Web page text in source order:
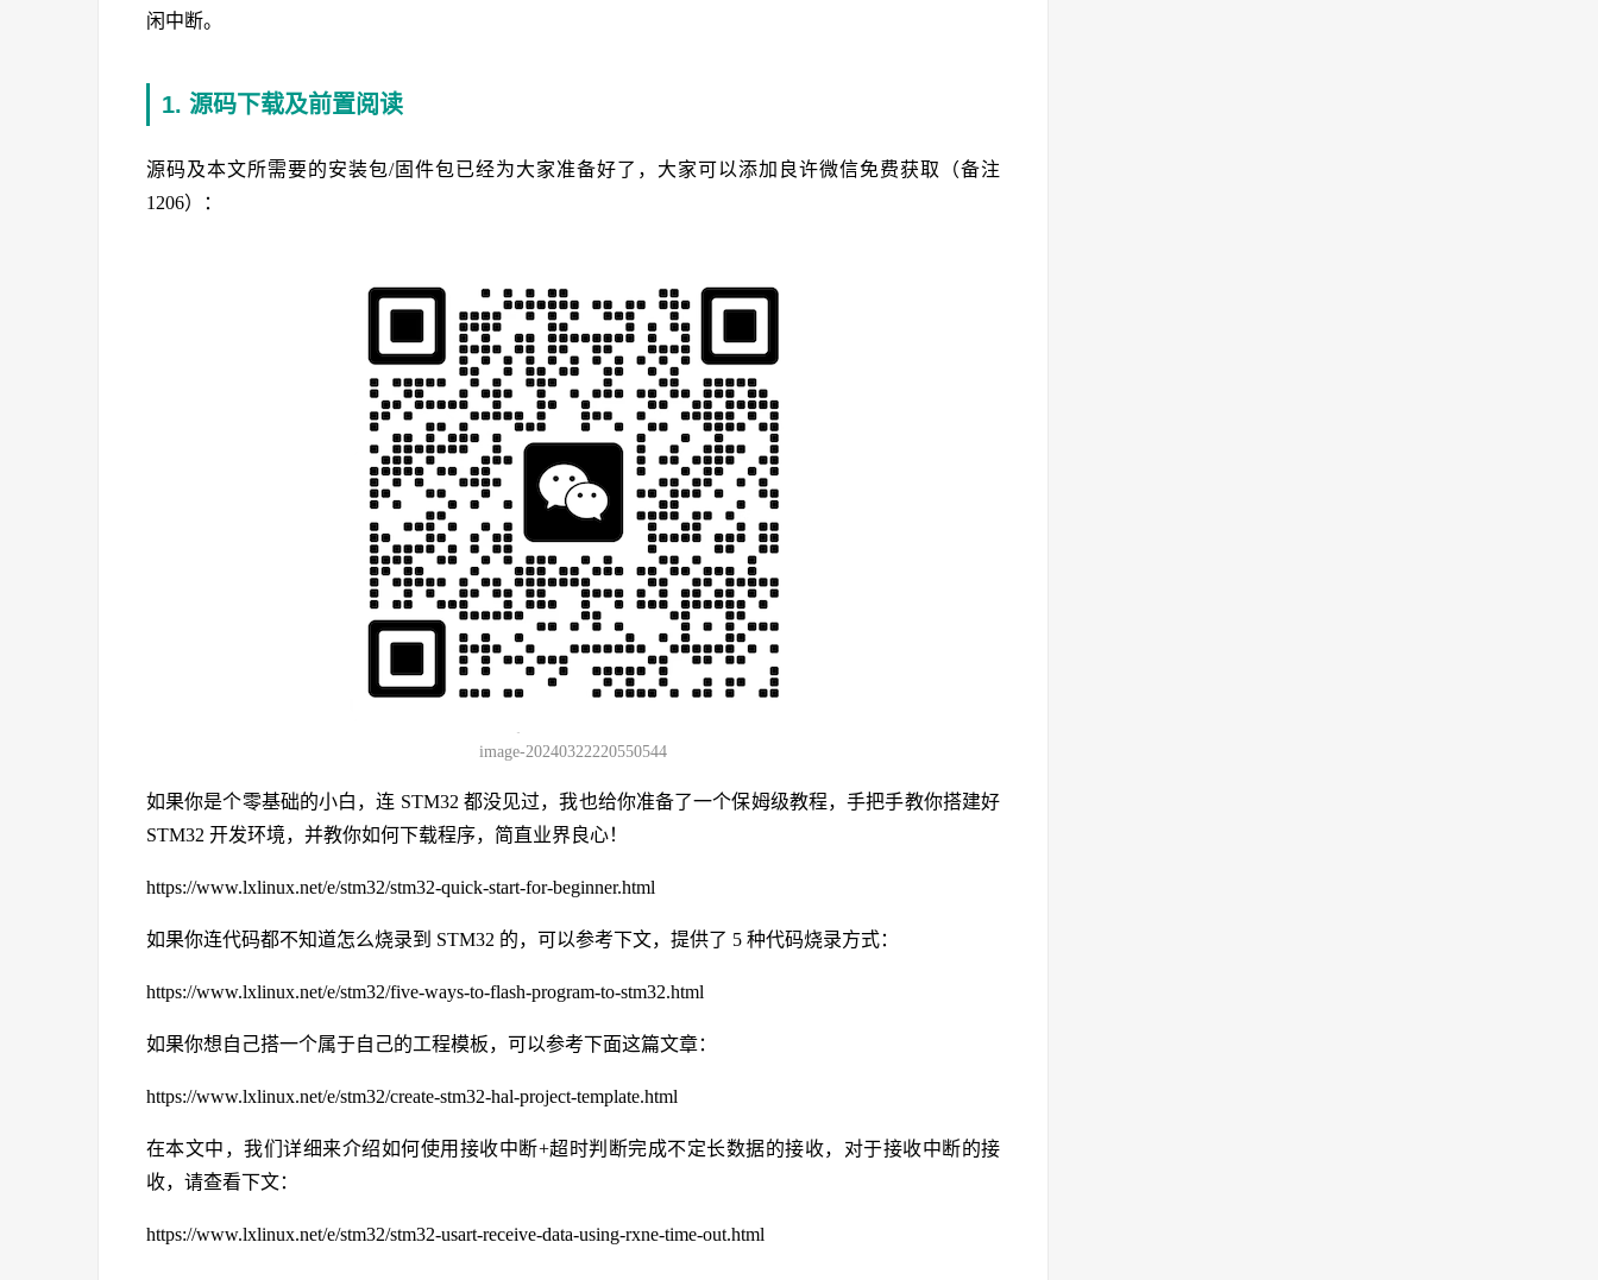
闲中断。
1. 源码下载及前置阅读
源码及本文所需要的安装包/固件包已经为大家准备好了，大家可以添加良许微信免费获取（备注
1206）：
image-20240322220550544
如果你是个零基础的小白，连 STM32 都没见过，我也给你准备了一个保姆级教程，手把手教你搭建好
STM32 开发环境，并教你如何下载程序，简直业界良心！
https://www.lxlinux.net/e/stm32/stm32-quick-start-for-beginner.html
如果你连代码都不知道怎么烧录到 STM32 的，可以参考下文，提供了 5 种代码烧录方式：
https://www.lxlinux.net/e/stm32/five-ways-to-flash-program-to-stm32.html
如果你想自己搭一个属于自己的工程模板，可以参考下面这篇文章：
https://www.lxlinux.net/e/stm32/create-stm32-hal-project-template.html
在本文中，我们详细来介绍如何使用接收中断+超时判断完成不定长数据的接收，对于接收中断的接
收，请查看下文：
https://www.lxlinux.net/e/stm32/stm32-usart-receive-data-using-rxne-time-out.html